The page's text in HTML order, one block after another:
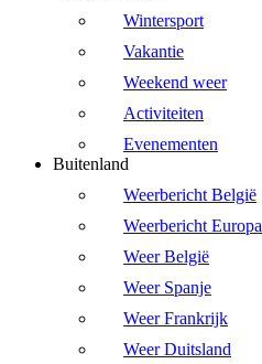
Wintersport
Vakantie
Weekend weer
Activiteiten
Evenementen
Buitenland
Weerbericht België
Weerbericht Europa
Weer België
Weer Spanje
Weer Frankrijk
Weer Duitsland